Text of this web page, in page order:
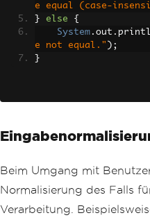
e equal (case-
}
else
{
System . out .
e not equal." );
}
Beim Umgang mit
Normalisierung des Falls
Verarbeitung.